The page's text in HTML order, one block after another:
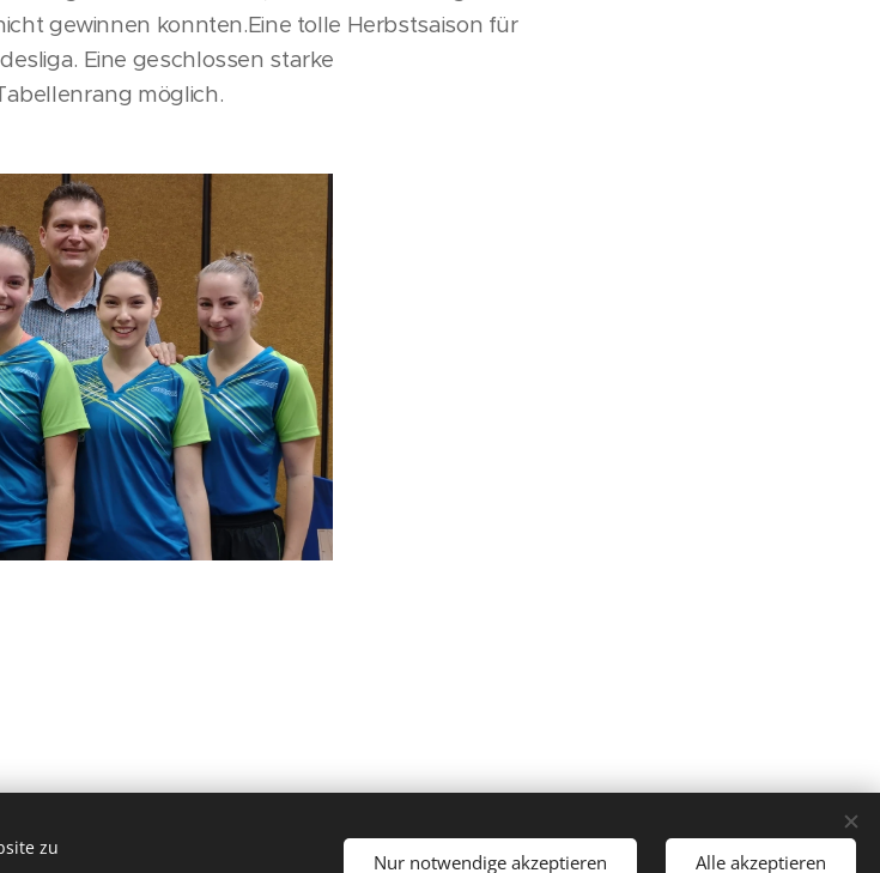
gewinnen konnten.Eine tolle Herbstsaison für
Eine geschlossen starke
möglich.
Amstetten Tischtennis
zu
Nur notwendige akzeptieren Alle akzeptieren